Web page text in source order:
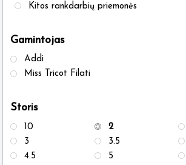
Kitos rankdarbių priemonės
Gamintojas
Addi
Miss Tricot Filati
Storis
10 2
3
3.5
4.5
5